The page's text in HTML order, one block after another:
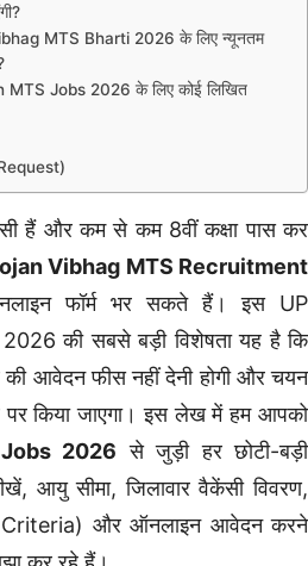
MTS Bharti 2026 के लिए न्यूनतम
MTS Jobs 2026 के लिए कोई लिखित
हैं और कम से कम 8वीं कक्षा पास कर
Vibhag MTS Recruitment
फॉर्म भर सकते हैं। इस UP
की सबसे बड़ी विशेषता यह है कि
की आवेदन फीस नहीं देनी होगी और चयन
पर किया जाएगा। इस लेख में हम आपको
2026 से जुड़ी हर छोटी-बड़ी
आयु सीमा, जिलावार वैकेंसी विवरण,
Criteria) और ऑनलाइन आवेदन करने